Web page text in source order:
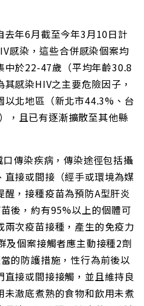
去年6月截至今年3月10日計
感染，這些合併感染個案均
中於22-47歲（平均年齡30.8
感染HIV之主要危險因子，
以北地區（新北市44.3%、台
，且已有逐漸擴散至其他縣
傳染疾病，傳染途徑包括攝
接或間接（經手或環境為媒
，接種疫苗為預防A型肝炎
後，約有95%以上的個體可
次疫苗接種，產生的免疫力
及個案接觸者應主動接種2劑
的防護措施，性行為前後以
接或間接接觸，並且維持良
澈底煮熟的食物和飲用未煮